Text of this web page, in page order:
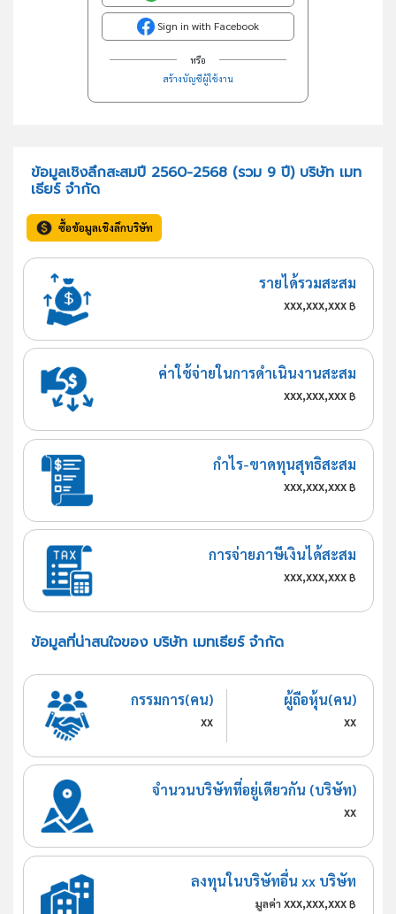
Sign in with Facebook
หรือ
สร้างบัญชีผู้ใช้งาน
ข้อมูลเชิงลึกสะสมปี 2560-2568 (รวม 9 ปี) บริษัท เมท
เธียร์ จำกัด
ซื้อข้อมูลเชิงลึกบริษัท
รายได้รวมสะสม
xxx,xxx,xxx฿
ค่าใช้จ่ายในการดำเนินงานสะสม
xxx,xxx,xxx฿
กำไร-ขาดทุนสุทธิสะสม
xxx,xxx,xxx฿
การจ่ายภาษีเงินได้สะสม
xxx,xxx,xxx฿
ข้อมูลที่น่าสนใจของ บริษัท เมทเธียร์ จำกัด
กรรมการ(คน)
xx
ผู้ถือหุ้น(คน)
xx
จำนวนบริษัทที่อยู่เดียวกัน (บริษัท)
xx
ลงทุนในบริษัทอื่น xx บริษัท
มูลค่า xxx,xxx,xxx ฿